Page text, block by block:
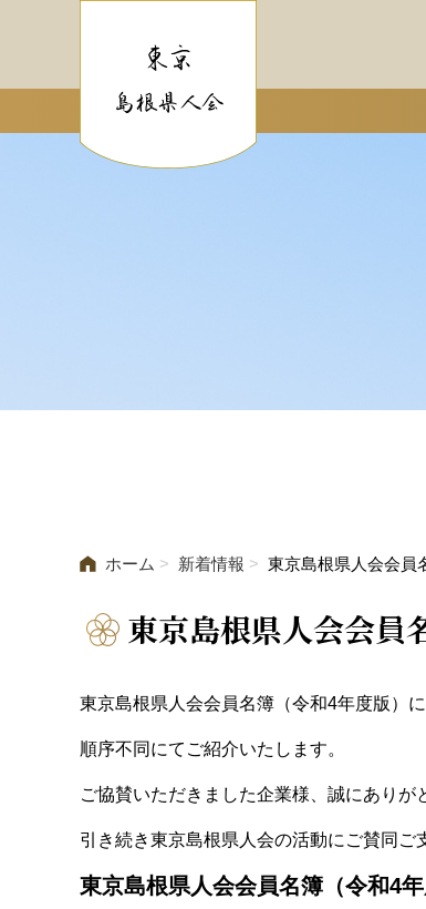
ホーム 新着情報 東京島根県人会会員
東京島根県人会会員
東京島根県人会会員名簿（令和4年度版）
順序不同にてご紹介いたします。
ご協賛いただきました企業様、誠にありが
引き続き東京島根県人会の活動にご賛同ご
東京島根県人会会員名簿（令和4